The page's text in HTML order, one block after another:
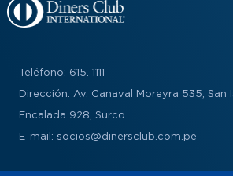
Santiago de Surco.
Teléfono: 615. 1111
Dirección: Av. Canaval Moreyra 535, San
Encalada 928, Surco.
E-mail: socios@dinersclub.com.pe